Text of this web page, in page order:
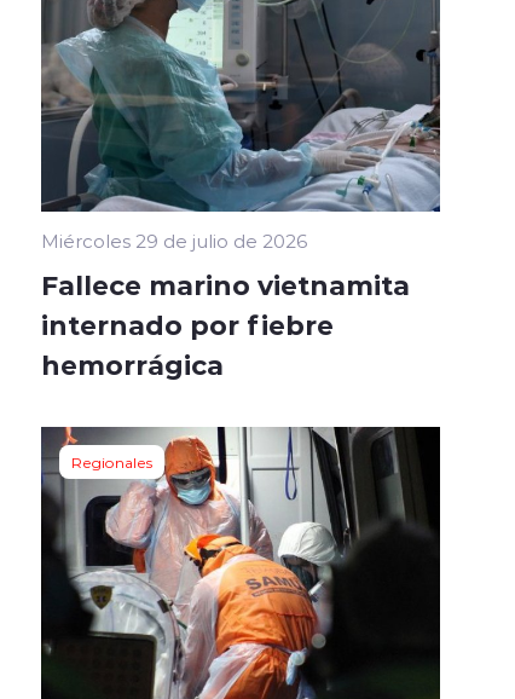
Miércoles 29 de julio de 2026
Fallece marino vietnamita
internado por fiebre
hemorrágica
Regionales